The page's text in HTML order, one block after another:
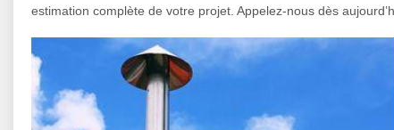
estimation complète de votre projet. Appelez-nous dès